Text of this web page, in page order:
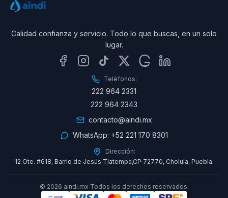
Calidad confianza y servicio. Todo lo que buscas, en un solo
lugar.
Teléfonos:
222 964 2331
222 964 2343
contacto@aindi.mx
WhatsApp: +52 221 170 8301
Dirección:
12 Ote. #618, Barrio de Jesús Tlatempa,CP 72770, Cholula, Puebla.
© 2026 aindi.mx Todos los derechos reservados.